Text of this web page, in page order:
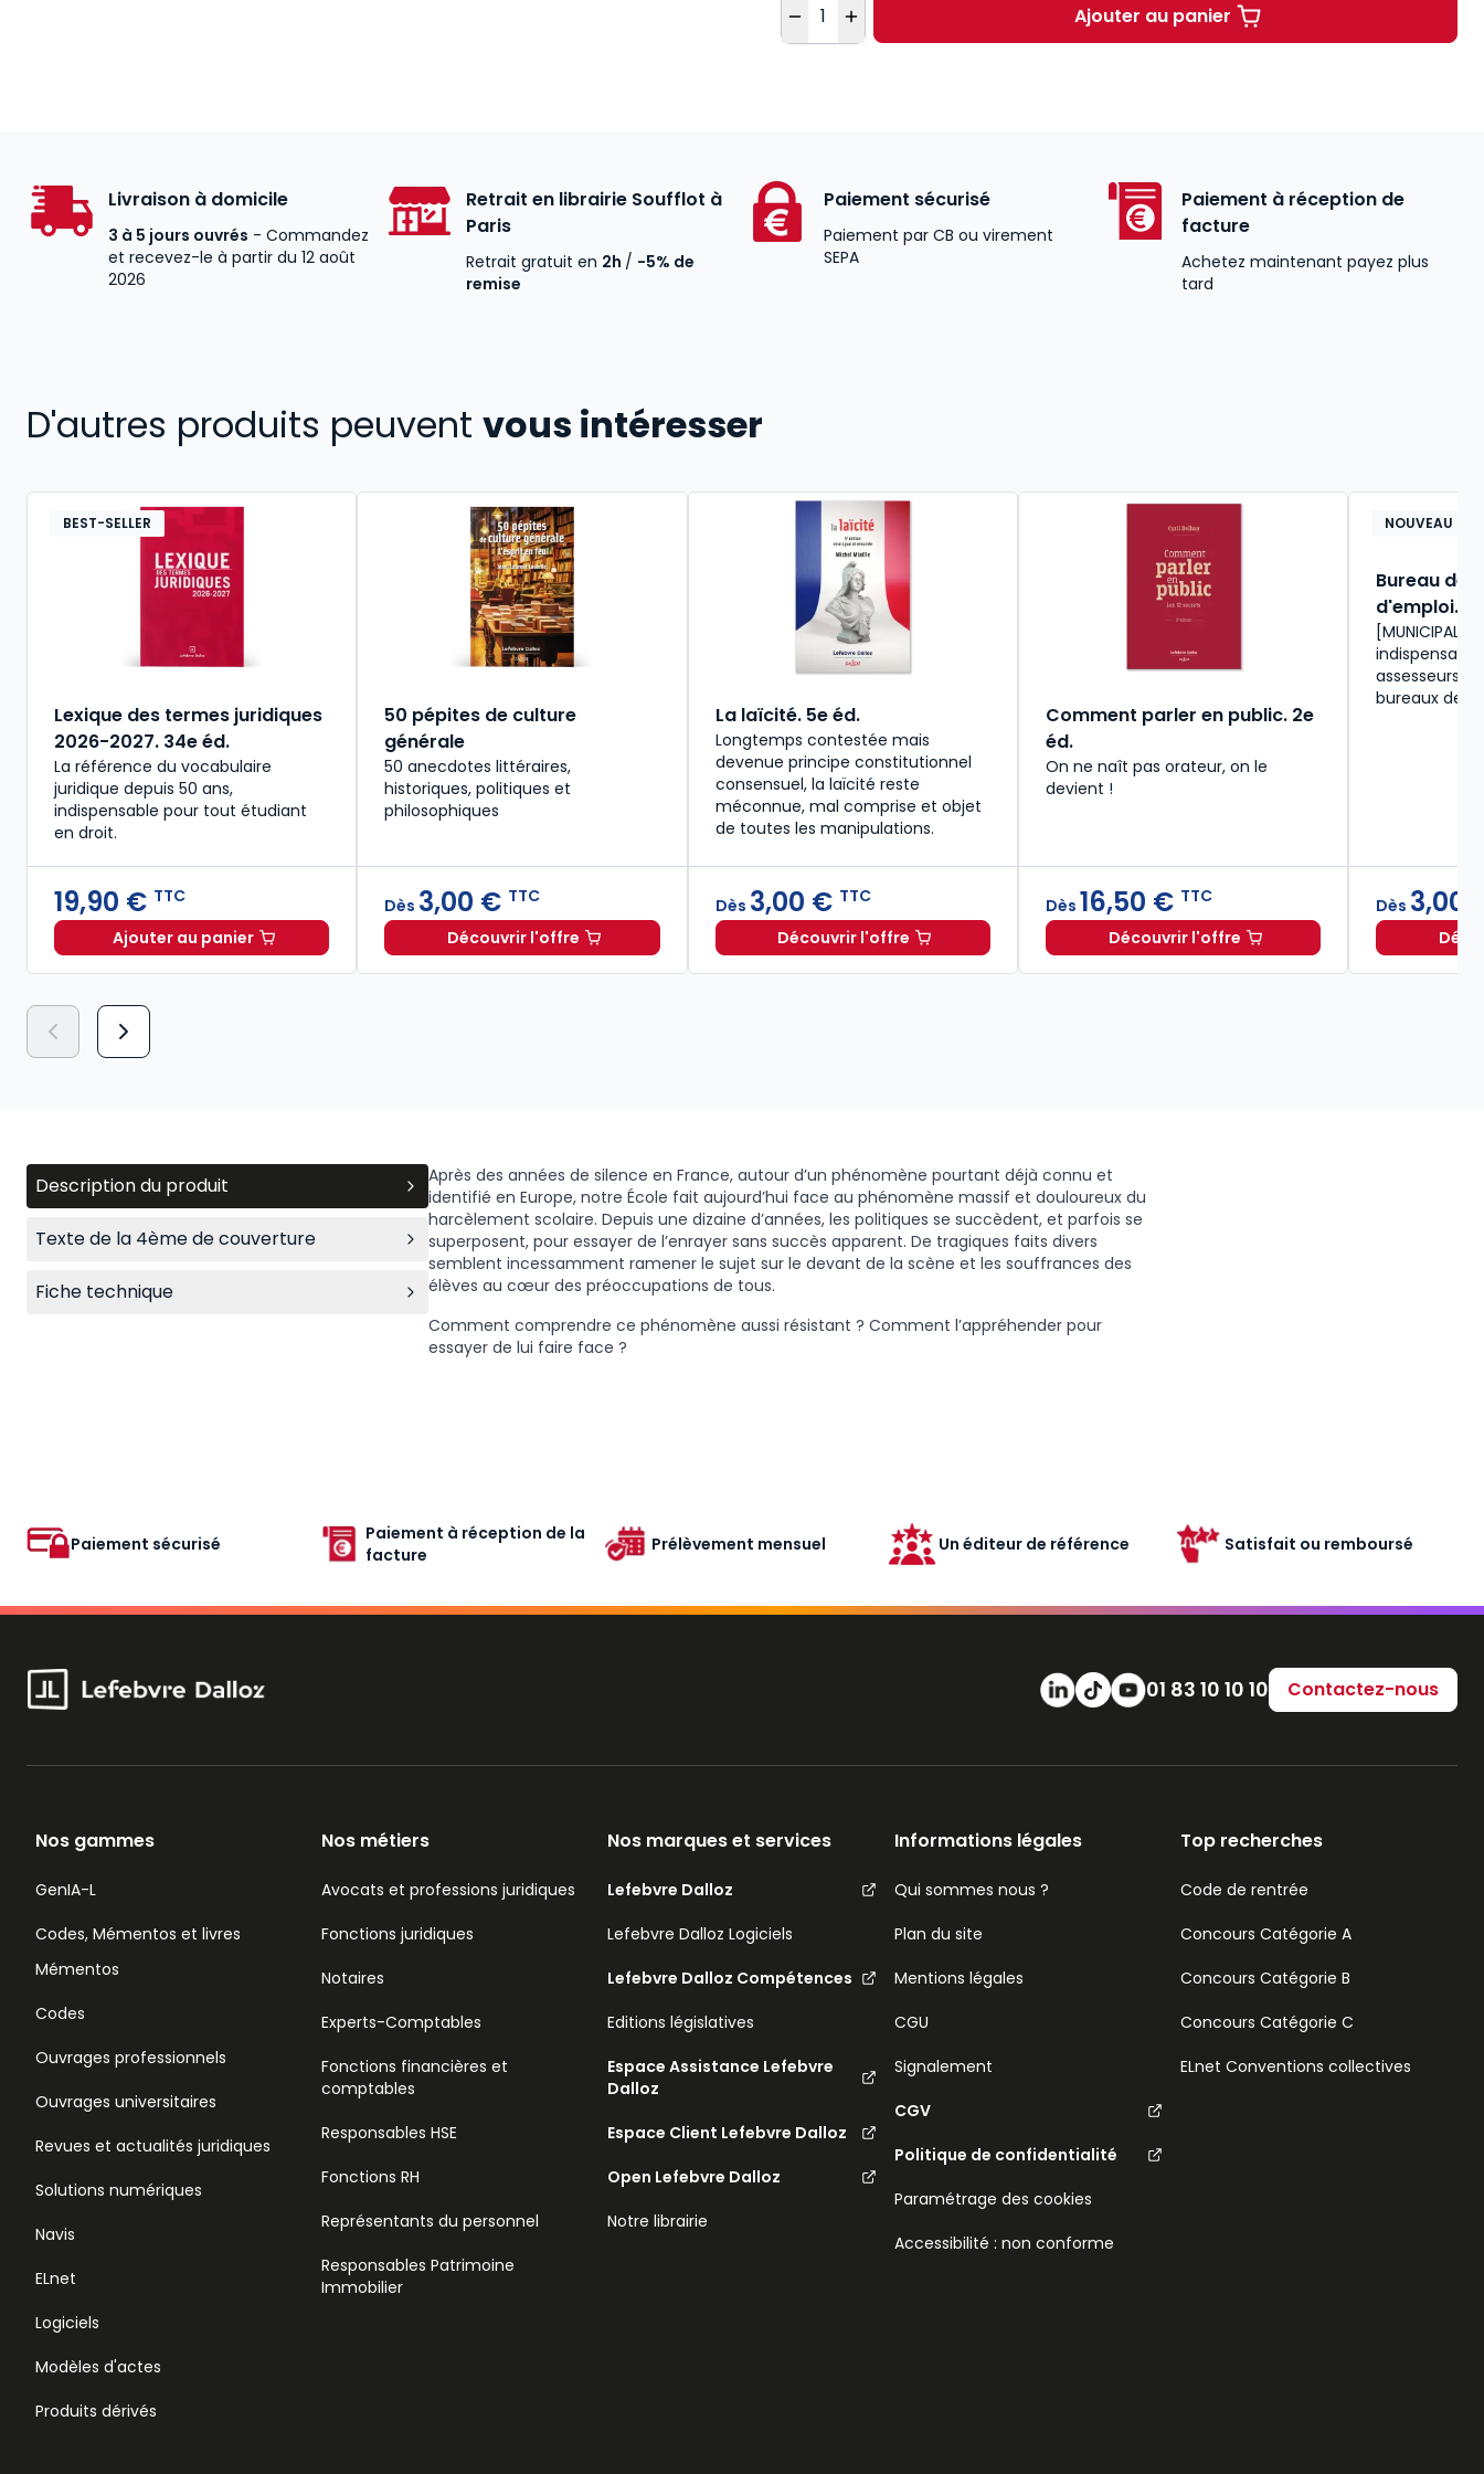
Ajouter au panierLe harcèlement scolaire à partir de
Livraison à domicile
3 à 5 jours ouvrés - Commandez
et recevez-le à partir du 12 août
2026
Retrait en librairie Soufflot à
Paris
Retrait gratuit en 2h / -5% de
remise
Paiement sécurisé
Paiement par CB ou virement
SEPA
Paiement à réception de
facture
Achetez maintenant payez plus
tard
D'autres produits peuvent vous intéresser
BEST-SELLER
Lexique des termes juridiques
2026-2027. 34e éd.
La référence du vocabulaire
juridique depuis 50 ans,
indispensable pour tout étudiant
en droit.​
19,90 € TTC
Ajouter au panierLexique des termes juridiques 2026-2027. 34e éd. à 19,90 € TTC
50 pépites de culture
générale
50 anecdotes littéraires,
historiques, politiques et
philosophiques
Dès 3,00 € TTC
Découvrir l'offre50 pépites de culture générale à partir deDès3,00 €
La laïcité. 5e éd.
Longtemps contestée mais
devenue principe constitutionnel
consensuel, la laïcité reste
méconnue, mal comprise et objet
de toutes les manipulations.
Dès 3,00 € TTC
Découvrir l'offre
La laïcité. 5e éd. à partir de Dès3,00 €TTC
Comment parler en public. 2e
éd.
On ne naît pas orateur, on le
devient !
Dès 16,50 € TTC
Découvrir l'offreComment parler en public. 2e éd. à
NOUVEAU
Bureau de
d'emploi.
assesseurs
bureaux de
Dès 3,00
Description du produit
Texte de la 4ème de couverture
Fiche technique
Après des années de silence en France, autour d’un phénomène pourtant déjà connu et
identifié en Europe, notre École fait aujourd’hui face au phénomène massif et douloureux du
harcèlement scolaire. Depuis une dizaine d’années, les politiques se succèdent, et parfois se
superposent, pour essayer de l’enrayer sans succès apparent. De tragiques faits divers
semblent incessamment ramener le sujet sur le devant de la scène et les souffrances des
élèves au cœur des préoccupations de tous.
Comment comprendre ce phénomène aussi résistant ? Comment l’appréhender pour
essayer de lui faire face ?
Paiement sécurisé
Paiement à réception de la
facture
Prélèvement mensuel Un éditeur de référence Satisfait ou remboursé
Numéro de téléphone
01 83 10 10 10 Contactez-nous
Nos gammes
GenIA-L
Codes, Mémentos et livres
Mémentos
Codes
Ouvrages professionnels
Ouvrages universitaires
Revues et actualités juridiques
Solutions numériques
Navis
ELnet
Logiciels
Modèles d'actes
Produits dérivés
Nos métiers
Avocats et professions juridiques
Fonctions juridiques
Notaires
Experts-Comptables
Fonctions financières et
comptables
Responsables HSE
Fonctions RH
Représentants du personnel
Responsables Patrimoine
Immobilier
Nos marques et services
Lefebvre Dalloz
Lefebvre Dalloz Logiciels
Lefebvre Dalloz Compétences
Editions législatives
Espace Assistance Lefebvre
Dalloz
Espace Client Lefebvre Dalloz
Open Lefebvre Dalloz
Notre librairie
Informations légales
Qui sommes nous ?
Plan du site
Mentions légales
CGU
Signalement
CGV
Politique de confidentialité
Paramétrage des cookies
Accessibilité : non conforme
Top recherches
Code de rentrée
Concours Catégorie A
Concours Catégorie B
Concours Catégorie C
ELnet Conventions collectives